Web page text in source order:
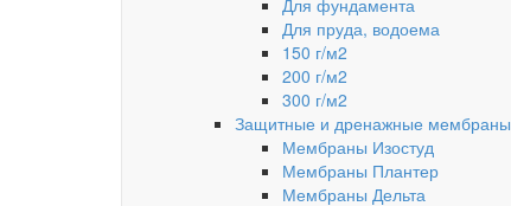
Для фундамента
Для пруда, водоема
150 г/м2
200 г/м2
300 г/м2
Защитные и дренажные мембраны
Мембраны Изостуд
Мембраны Плантер
Мембраны Дельта